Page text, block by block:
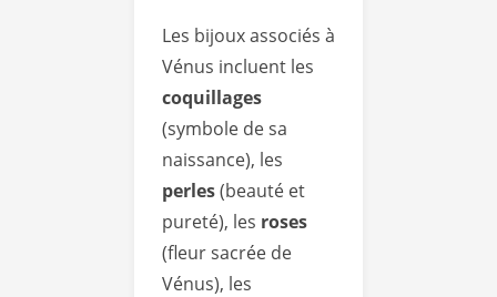
Les bijoux associés à
Vénus incluent les
coquillages
(symbole de sa
naissance), les
perles(beauté et
pureté), les roses
(fleur sacrée de
Vénus), les